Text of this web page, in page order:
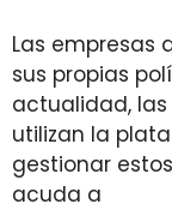
Las empresas
sus propias
actualidad, las
utilizan la
gestionar
acuda a